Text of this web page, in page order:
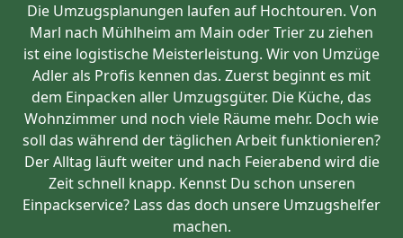
Die Umzugsplanungen laufen auf Hochtouren. Von
Marl nach Mühlheim am Main oder Trier zu ziehen
ist eine logistische Meisterleistung. Wir von Umzüge
Adler als Profis kennen das. Zuerst beginnt es mit
dem Einpacken aller Umzugsgüter. Die Küche, das
Wohnzimmer und noch viele Räume mehr. Doch wie
soll das während der täglichen Arbeit funktionieren?
Der Alltag läuft weiter und nach Feierabend wird die
Zeit schnell knapp. Kennst Du schon unseren
Einpackservice? Lass das doch unsere Umzugshelfer
machen.